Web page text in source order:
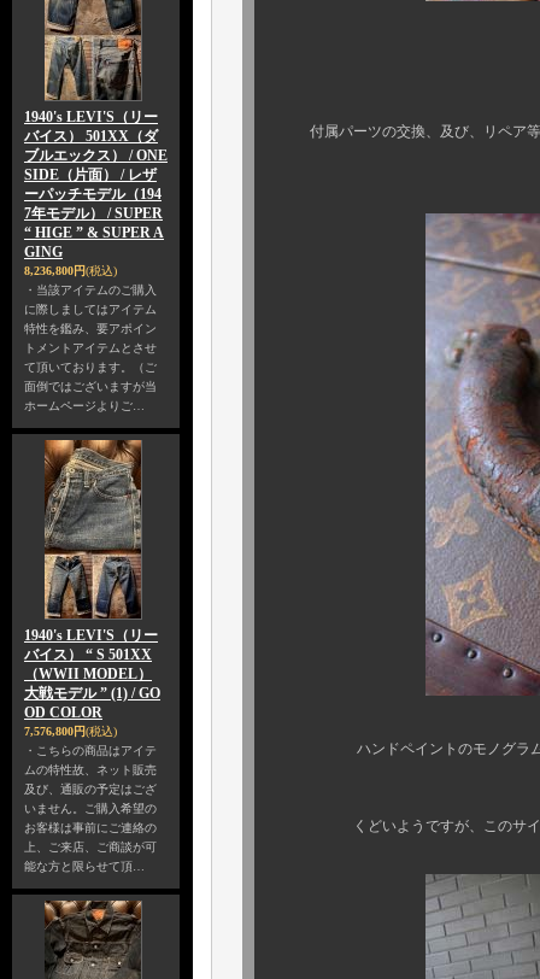
1940's LEVI'S（リー
バイス） 501XX（ダ
ブルエックス） / ONE
SIDE（片面） / レザ
ーパッチモデル（194
7年モデル） / SUPER
“ HIGE ” & SUPER A
GING
8,236,800円(税込)
・当該アイテムのご購入
に際しましてはアイテム
特性を鑑み、要アポイン
トメントアイテムとさせ
て頂いております。（ご
面倒ではございますが当
ホームページよりご…
1940's LEVI'S（リー
バイス） “ S 501XX
（WWII MODEL）
大戦モデル ” (1) / GO
OD COLOR
7,576,800円(税込)
・こちらの商品はアイテ
ムの特性故、ネット販売
及び、通販の予定はござ
いません。ご購入希望の
お客様は事前にご連絡の
上、ご来店、ご商談が可
能な方と限らせて頂…
付属パーツの交換、及び、リペア等
ハンドペイントのモノグラムにし
くどいようですが、このサイズの